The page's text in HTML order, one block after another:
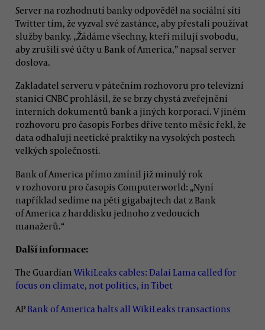
Server na rozhodnutí banky odpověděl na sociální síti
Twitter tím, že vyzval své zastánce, aby přestali používat
služby banky. „Žádáme všechny, kteří milují svobodu,
aby zrušili své účty u Bank of America,” napsal server
doslova.
Zakladatel serveru v pátečním rozhovoru pro televizní
stanici CNBC prohlásil, že se brzy chystá zveřejnění
interních dokumentů bank a jiných korporací. V jiném
rozhovoru pro časopis Forbes dříve tento měsíc řekl, že
data odhalují neetické praktiky na vysokých postech
velkých společností.
Bank of America přímo zmínil již minulý rok
v rozhovoru pro časopis Computerworld: „Nyní
například sedíme na pěti gigabajtech dat z Bank
of America z harddisku jednoho z vedoucích
manažerů.“
Další informace:
The Guardian WikiLeaks cables: Dalai Lama called for
focus on climate, not politics, in Tibet
AP Bank of America halts all WikiLeaks transactions